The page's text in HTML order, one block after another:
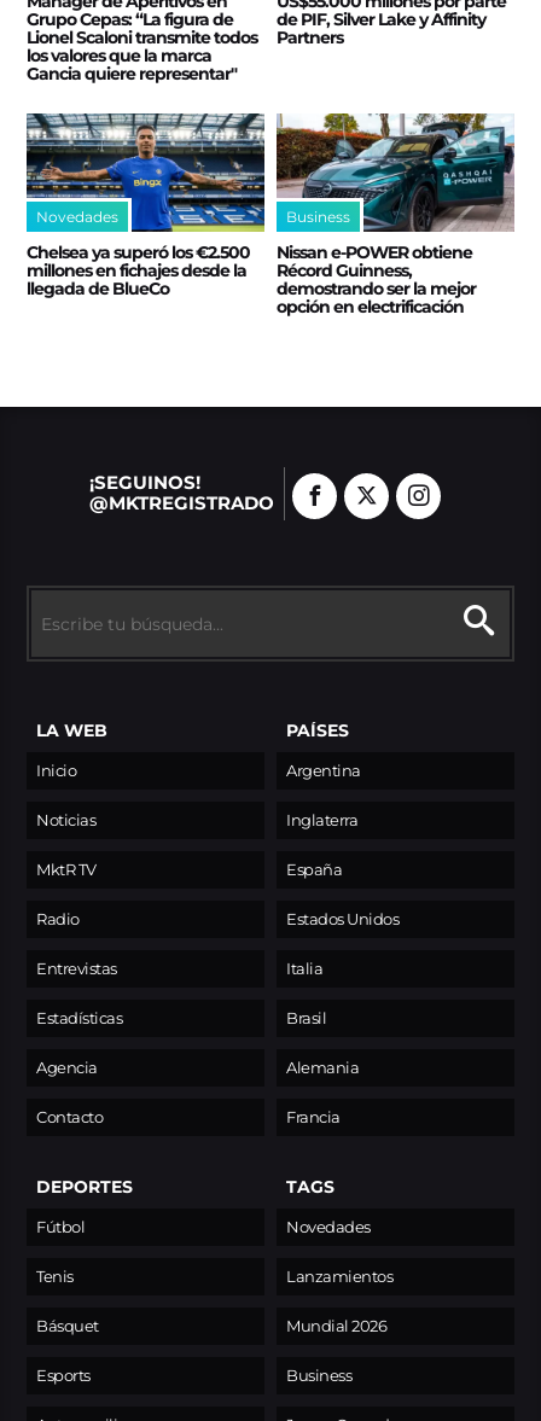
Grupo Cepas: “La figura de
Lionel Scaloni transmite todos
los valores que la marca
Gancia quiere representar"
de PIF, Silver Lake y Affinity
Partners
Novedades
Chelsea ya superó los €2.500
millones en fichajes desde la
llegada de BlueCo
Business
Nissan e‑POWER obtiene
Récord Guinness,
demostrando ser la mejor
opción en electrificación
¡SEGUINOS!
@MKTREGISTRADO
LA WEB
Inicio
Noticias
MktR TV
Radio
Entrevistas
Estadísticas
Agencia
Contacto
PAÍSES
Argentina
Inglaterra
España
Estados Unidos
Italia
Brasil
Alemania
Francia
DEPORTES
Fútbol
Tenis
Básquet
Esports
TAGS
Novedades
Lanzamientos
Mundial 2026
Business